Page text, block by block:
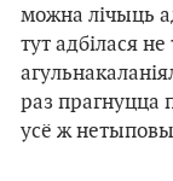
можна лічыць
тут адбілася
раз прагнуцца
усё ж